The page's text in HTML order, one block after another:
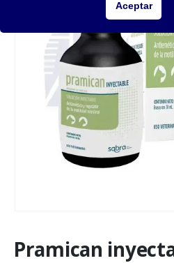
Pramican
Aceptar